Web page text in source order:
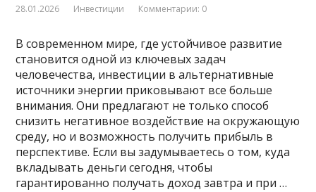
28.01.2026 Инвестиции Комментарии: 0
В современном мире, где устойчивое развитие
становится одной из ключевых задач
человечества, инвестиции в альтернативные
источники энергии приковывают все больше
внимания. Они предлагают не только способ
снизить негативное воздействие на окружающую
среду, но и возможность получить прибыль в
перспективе. Если вы задумываетесь о том, куда
вкладывать деньги сегодня, чтобы
гарантированно получать доход завтра и при …